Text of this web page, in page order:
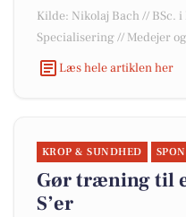
Kilde: Nikolaj Bach // BSc.
Specialisering // Medejer
Læs hele artiklen her
KROP & SUNDHED
Gør træning til
S’er